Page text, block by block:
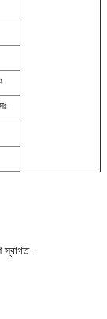
..